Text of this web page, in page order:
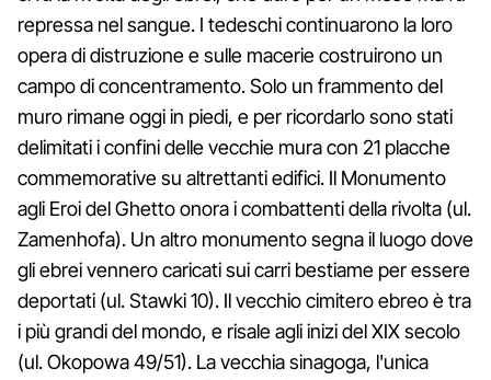
repressa nel sangue. I tedeschi continuarono la loro
opera di distruzione e sulle macerie costruirono un
campo di concentramento. Solo un frammento del
muro rimane oggi in piedi, e per ricordarlo sono stati
delimitati i confini delle vecchie mura con 21 placche
commemorative su altrettanti edifici. Il Monumento
agli Eroi del Ghetto onora i combattenti della rivolta (ul.
Zamenhofa). Un altro monumento segna il luogo dove
gli ebrei vennero caricati sui carri bestiame per essere
deportati (ul. Stawki 10). Il vecchio cimitero ebreo è tra
i più grandi del mondo, e risale agli inizi del XIX secolo
(ul. Okopowa 49/51). La vecchia sinagoga, l'unica